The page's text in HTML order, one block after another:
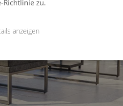
Richtlinie zu.
anzeigen